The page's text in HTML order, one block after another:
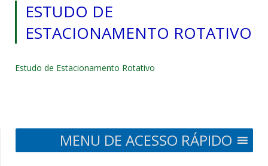
ESTUDO DE
ESTACIONAMENTO ROTATIVO
Estudo de Estacionamento Rotativo
MENU DE ACESSO RÁPIDO